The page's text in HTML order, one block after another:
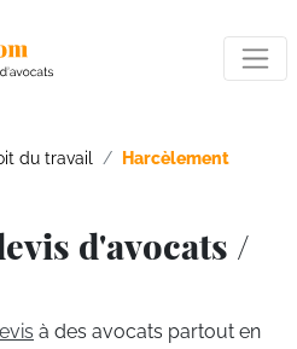
du travail Harcèlement
d'avocats /
à des avocats partout en